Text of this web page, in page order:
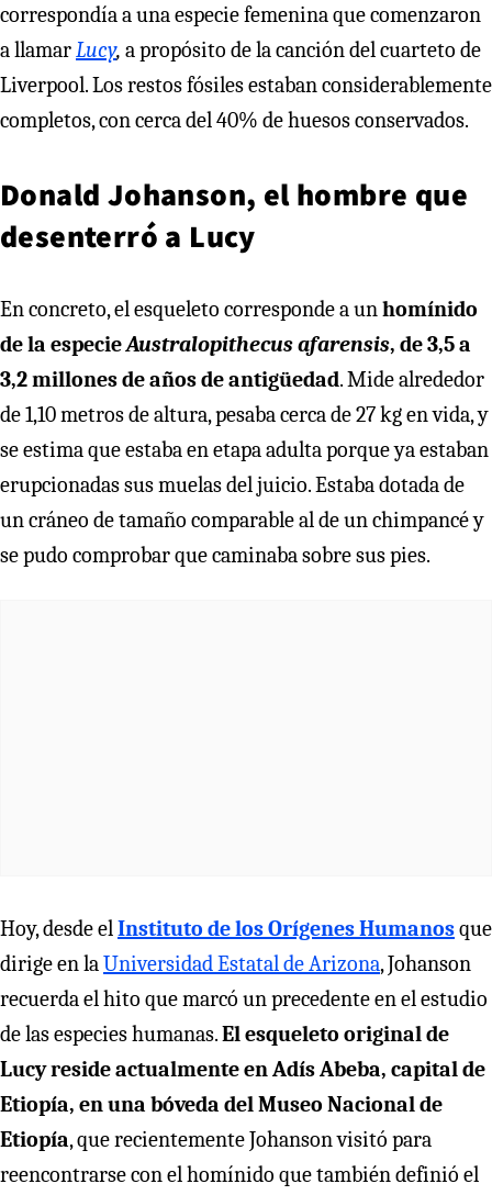
correspondía a una especie femenina que comenzaron
a llamarLucy, a propósito de la canción del cuarteto de
Liverpool. Los restos fósiles estaban considerablemente
completos, con cerca del 40% de huesos conservados.
Donald Johanson, el hombre que
desenterró a Lucy
En concreto, el esqueleto corresponde a unhomínido
de la especieAustralopithecus afarensis, de 3,5 a
3,2 millones de años de antigüedad. Mide alrededor
de 1,10 metros de altura, pesaba cerca de 27 kg en vida, y
se estima que estaba en etapa adulta porque ya estaban
erupcionadas sus muelas del juicio. Estaba dotada de
un cráneo de tamaño comparable al de un chimpancé y
se pudo comprobar que caminaba sobre sus pies.
Hoy, desde elInstituto de los Orígenes Humanosque
dirige en laUniversidad Estatal de Arizona, Johanson
recuerda el hito que marcó un precedente en el estudio
de las especies humanas.El esqueleto original de
Lucy reside actualmente en Adís Abeba, capital de
Etiopía, en una bóveda del Museo Nacional de
Etiopía, que recientemente Johanson visitó para
reencontrarse con el homínido que también definió el